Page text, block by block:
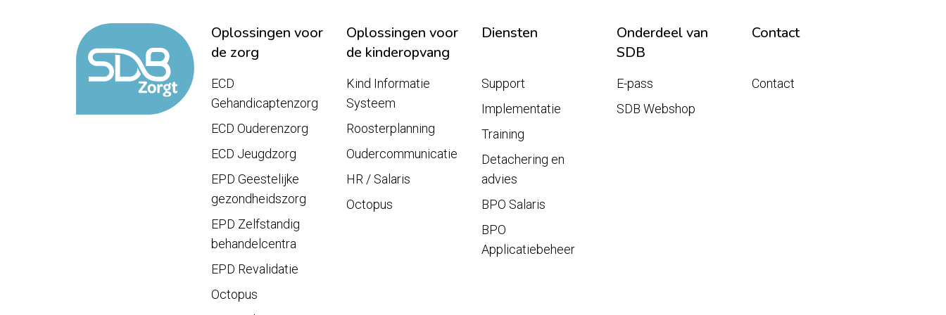
Oplossingen voor
de zorg
Oplossingen voor
de kinderopvang
Diensten
Onderdeel van
SDB
Contact
ECD
Gehandicaptenzorg
ECD Ouderenzorg
ECD Jeugdzorg
EPD Geestelijke
gezondheidszorg
EPD Zelfstandig
behandelcentra
EPD Revalidatie
Octopus
Kind Informatie
Systeem
Roosterplanning
Oudercommunicatie
HR / Salaris
Octopus
Support
Implementatie
Training
Detachering en
advies
BPO Salaris
BPO
Applicatiebeheer
E-pass
SDB Webshop
Contact